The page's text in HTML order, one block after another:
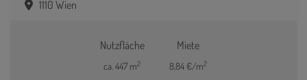
1110 Wien
Nutzfläche
ca. 447 m2
Miete
8,84 €/m2